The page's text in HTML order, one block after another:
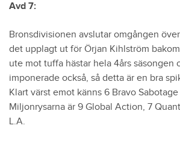
Avd 7:
Bronsdivisionen avslutar omgången
det upplagt ut för Örjan Kihlström
ute mot tuffa hästar hela 4års säsongen
imponerade också, så detta är en bra
Klart värst emot känns 6 Bravo
Miljonrysarna är 9 Global Action, 7
L.A.